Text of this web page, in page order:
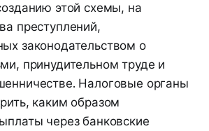
этой схемы, на
преступлений,
законодательством о
принудительном труде и
Налоговые органы
каким образом
через банковские